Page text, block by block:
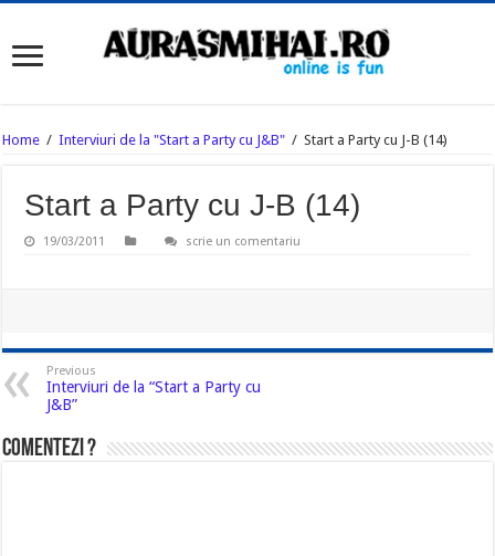
Home / Interviuri de la "Start a Party cu J&B" / Start a Party cu J-B (14)
Start a Party cu J-B (14)
19/03/2011 scrie un comentariu
Previous
Interviuri de la “Start a Party cu
J&B”
Comentezi ?